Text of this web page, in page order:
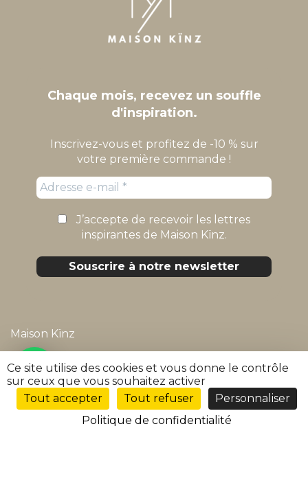
Chaque mois, recevez un souffle
d'inspiration.
Inscrivez-vous et profitez de -10 % sur
votre première commande !
J’accepte de recevoir les lettres
inspirantes de Maison Kïnz.
Maison Kïnz
Mentions légales
Politique de confidentialité
Conditions générales de vente
FR
Ce site utilise des cookies et vous donne le contrôle
sur ceux que vous souhaitez activer
Tout accepter
Tout refuser
Personnaliser
Politique de confidentialité